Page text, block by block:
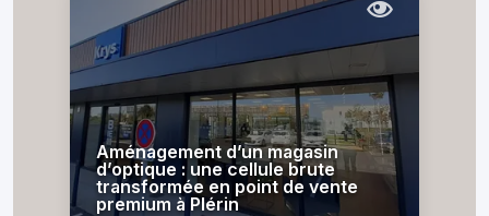
Aménagement d’un magasin
d’optique : une cellule brute
transformée en point de vente
premium à Plérin